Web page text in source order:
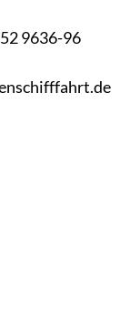
9636-96